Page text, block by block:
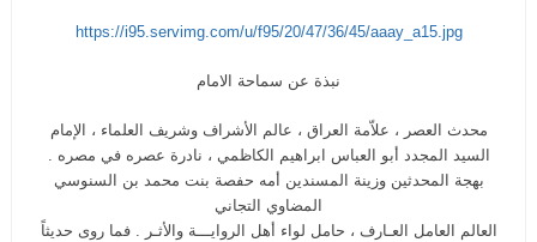
https://i95.servimg.com/u/f95/20/47/36/45/aaay_a15.jpg
نبذة عن سماحة الامام
محدث العصر ، علاّمة العراق ، عالم الأشراف وشريف العلماء ، الإمام
السيد المجدد أبو العباس ابراهيم الكاظمي ، نادرة عصره في مصره .
بهجة المحدثين وزينة المسندين أمه حفصة بنت محمد بن السنوسي
المضاوي التجاني
العالم العامل العـارف ، حامل لواء أهل الروايـــة والأثـر . فما روى حديثاً